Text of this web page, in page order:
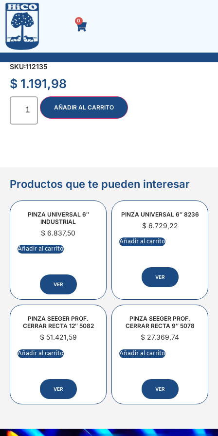
0
SEPARADOR LADRILLO CRUZ 18 mm. x 25 u.
SKU:112135
$ 1.191,98
AÑADIR AL CARRITO
Productos que te pueden interesar
PINZA UNIVERSAL 6″
INDUSTRIAL
$ 6.837,50
Añadir al carrito
VER
PINZA UNIVERSAL 6″ 8236
$6.729,22
Añadir al carrito
VER
PINZA SEEGER PROF.
CERRAR RECTA 12″ 5082
$51.421,59
Añadir al carrito
VER
PINZA SEEGER PROF.
CERRAR RECTA 9″ 5078
$ 27.369,74
Añadir al carrito
VER